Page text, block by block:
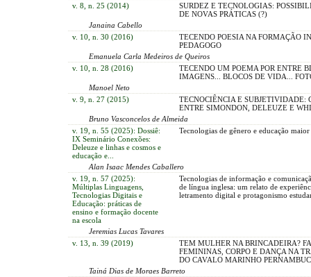
v. 8, n. 25 (2014)
SURDEZ E TECNOLOGIAS:
DE NOVAS PRÁTICAS (?)
Janaina Cabello
v. 10, n. 30 (2016)
TECENDO POESIA NA FORMAÇÃO
PEDAGOGO
Emanuela Carla Medeiros de Queiros
v. 10, n. 28 (2016)
TECENDO UM POEMA POR ENTRE
IMAGENS... BLOCOS DE VIDA...
Manoel Neto
v. 9, n. 27 (2015)
TECNOCIÊNCIA E SUBJETIVIDADE:
ENTRE SIMONDON, DELEUZE E
Bruno Vasconcelos de Almeida
v. 19, n. 55 (2025): Dossiê:
IX Seminário Conexões:
Deleuze e linhas e cosmos e
educação e...
Tecnologias de gênero e educação maior
Alan Isaac Mendes Caballero
v. 19, n. 57 (2025):
Múltiplas Linguagens,
Tecnologias Digitais e
Educação: práticas de
ensino e formação docente
na escola
Tecnologias de informação e
de língua inglesa: um relato de
letramento digital e protagonismo
Jeremias Lucas Tavares
v. 13, n. 39 (2019)
TEM MULHER NA BRINCADEIRA?
FEMININAS, CORPO E DANÇA NA
DO CAVALO MARINHO
Tainá Dias de Moraes Barreto